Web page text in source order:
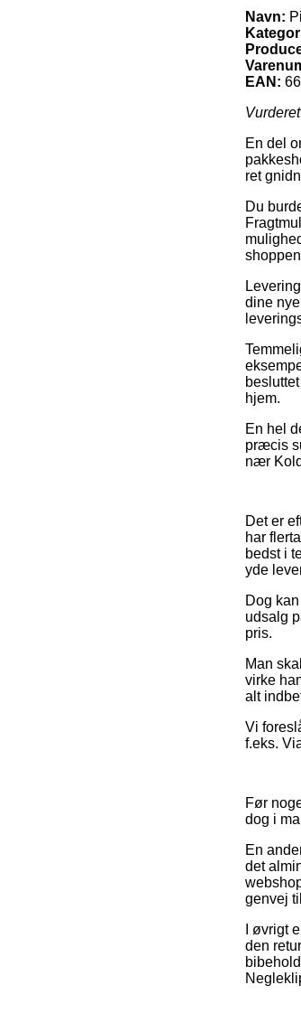
Navn:
EAN:
En del
ret
Du
dine
hjem.
En hel
præcis
nær
Det er
har
bedst i
yde
Dog
udsalg
pris.
Man
virke
alt
Vi
f.eks.
Før
dog i
En
det
genvej
I øvrigt
den